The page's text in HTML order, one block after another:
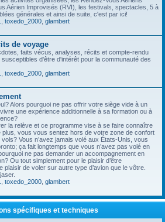
Aérien Improvisés (RVI), les festivals, spectacles, 5 à
générales et ainsi de suite, c'est par ici!
toxedo_2000 glambert
de voyage
faits vécus, analyses, récits et compte-rendu
d'être d'intérêt pour la communauté des
toxedo_2000 glambert
Alors pourquoi ne pas offrir votre siège vide à un
une expérience additionnelle à sa formation ou à
la relève et ce programme vise à se faire connaître
plus, vous vous sentez hors de votre zone de confort
Vous n’avez jamais volé aux États-Unis, vous
ça fait longtemps que vous n’avez pas volé en
ne pas demander un accompagnement en
Ou tout simplement pour le plaisir d’être
plaisir de voler sur autre type d’avion que le vôtre.
toxedo_2000 glambert
spécifiques et techniques